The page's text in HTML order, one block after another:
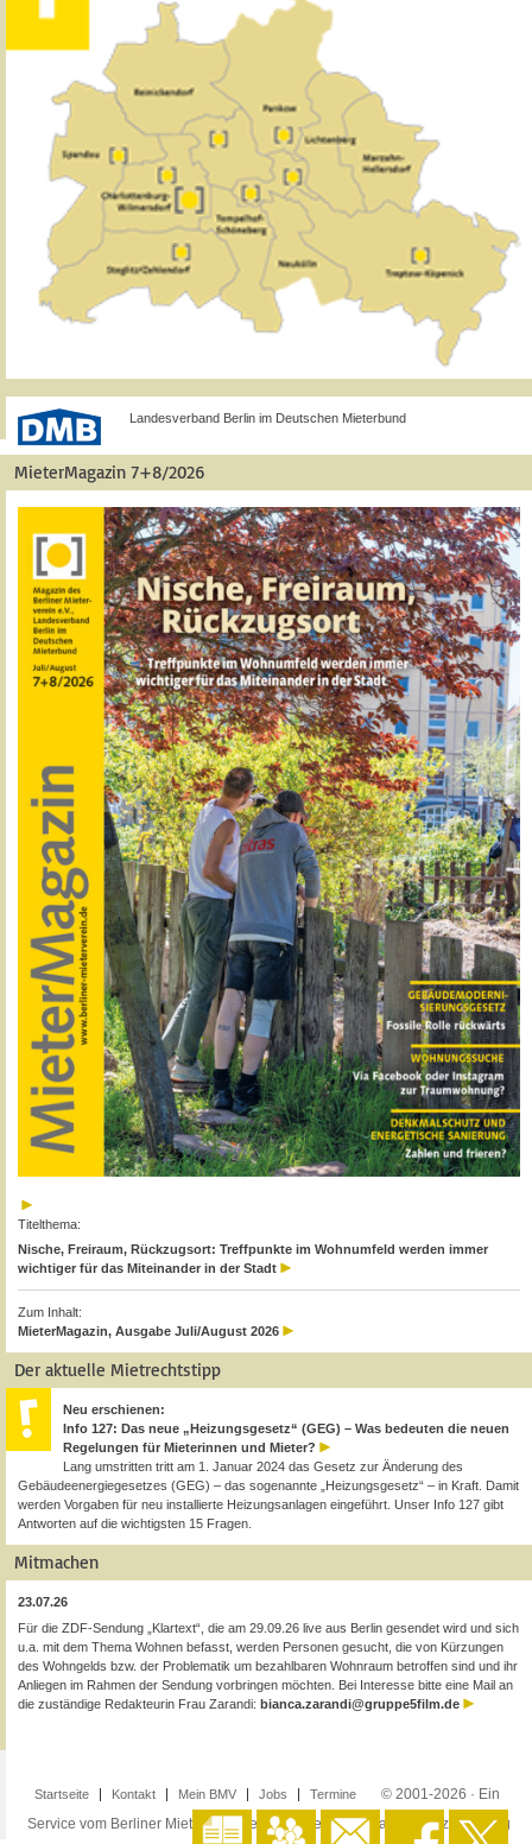
Landesverband Berlin im Deutschen Mieterbund
MieterMagazin 7+8/2026
Titelthema:
Nische, Freiraum, Rückzugsort: Treffpunkte im Wohnumfeld werden immer
wichtiger für das Miteinander in der Stadt
Zum Inhalt:
MieterMagazin, Ausgabe Juli/August 2026
Der aktuelle Mietrechtstipp
Neu erschienen:
Info 127: Das neue „Heizungsgesetz“ (GEG) – Was bedeuten die neuen
Regelungen für Mieterinnen und Mieter?
Lang umstritten tritt am 1. Januar 2024 das Gesetz zur Änderung des
Gebäudeenergiegesetzes (GEG) – das sogenannte „Heizungsgesetz“ – in Kraft. Damit
werden Vorgaben für neu installierte Heizungsanlagen eingeführt. Unser Info 127 gibt
Antworten auf die wichtigsten 15 Fragen.
Mitmachen
23.07.26
Für die ZDF-Sendung „Klartext“, die am 29.09.26 live aus Berlin gesendet wird und sich
u.a. mit dem Thema Wohnen befasst, werden Personen gesucht, die von Kürzungen
des Wohngelds bzw. der Problematik um bezahlbaren Wohnraum betroffen sind und ihr
Anliegen im Rahmen der Sendung vorbringen möchten. Bei Interesse bitte eine Mail an
die zuständige Redakteurin Frau Zarandi: bianca.zarandi@gruppe5film.de
Startseite Kontakt Mein BMV Jobs Termine
© 2001-2026 · Ein
Service vom Berliner Mieterverein e.V. ·Impressum·Datenschutzerklärung